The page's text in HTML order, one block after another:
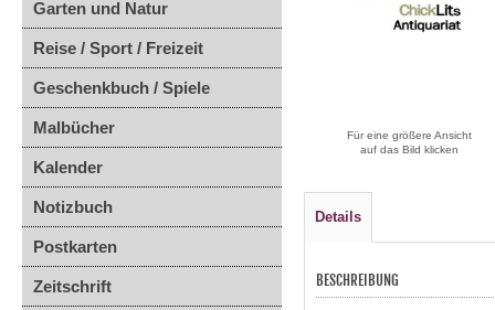
Garten und Natur
Reise / Sport / Freizeit
Geschenkbuch / Spiele
Malbücher
Kalender
Notizbuch
Postkarten
Zeitschrift
Für eine größere Ansicht
auf das Bild klicken
Details
BESCHREIBUNG